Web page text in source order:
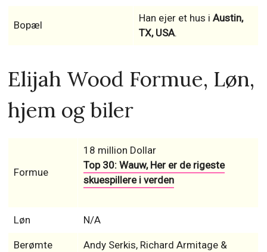
Bopæl
Han ejer et hus i Austin,
TX, USA.
Elijah Wood Formue, Løn,
hjem og biler
Formue
18 million Dollar
Top 30: Wauw, Her er de rigeste
skuespillere i verden
Løn N/A
Berømte
Andy Serkis, Richard Armitage &